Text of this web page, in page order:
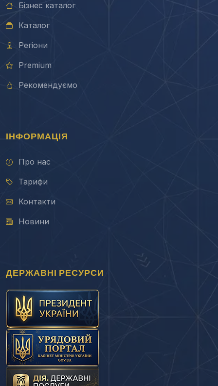
Бізнес каталог
Каталог
Регіони
Premium
Рекомендуємо
ІНФОРМАЦІЯ
Про нас
Тарифи
Контакти
Новини
ДЕРЖАВНІ РЕСУРСИ